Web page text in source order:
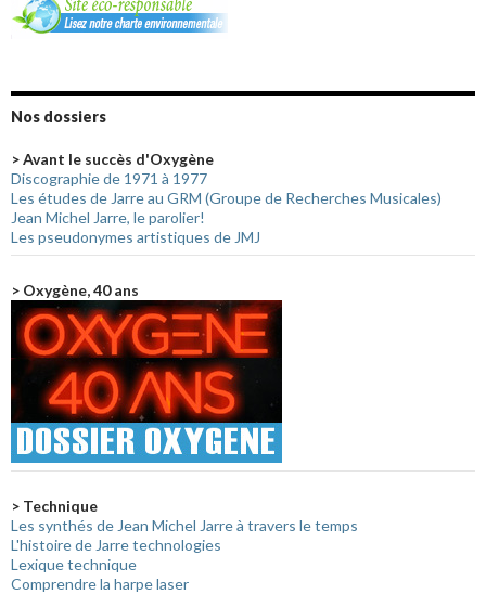
Nos dossiers
> Avant le succès d'Oxygène
Discographie de 1971 à 1977
Les études de Jarre au GRM (Groupe de Recherches Musicales)
Jean Michel Jarre, le parolier!
Les pseudonymes artistiques de JMJ
> Oxygène, 40 ans
> Technique
Les synthés de Jean Michel Jarre à travers le temps
L'histoire de Jarre technologies
Lexique technique
Comprendre la harpe laser